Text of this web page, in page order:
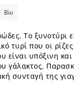
Bio
Το ξυνοτύρι
τυρί που οι
είναι υπόξινη
γάλακτος.
συνταγή της